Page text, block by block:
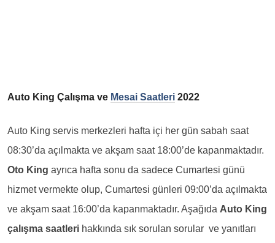
Auto King Çalışma ve Mesai Saatleri 2022
Auto King servis merkezleri hafta içi her gün sabah saat
08:30’da açılmakta ve akşam saat 18:00’de kapanmaktadır.
Oto King ayrıca hafta sonu da sadece Cumartesi günü
hizmet vermekte olup, Cumartesi günleri 09:00’da açılmakta
ve akşam saat 16:00’da kapanmaktadır. Aşağıda Auto King
çalışma saatleri hakkında sık sorulan sorular ve yanıtları